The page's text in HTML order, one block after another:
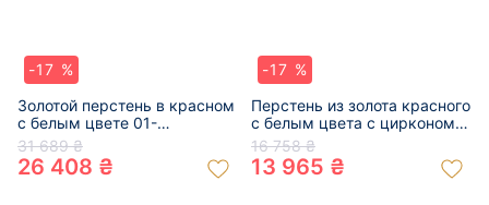
-17 %
Золотой перстень в красном
с белым цвете 01-
200742320
31 689 ₴
26 408 ₴
-17 %
Перстень из золота красного
с белым цвета с цирконом
01-200585581
16 758 ₴
13 965 ₴